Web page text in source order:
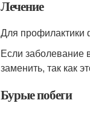
Лечение
Для профилактики
Если заболевание
заменить, так как
Бурые побеги